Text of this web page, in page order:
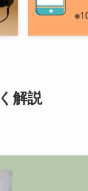
解説